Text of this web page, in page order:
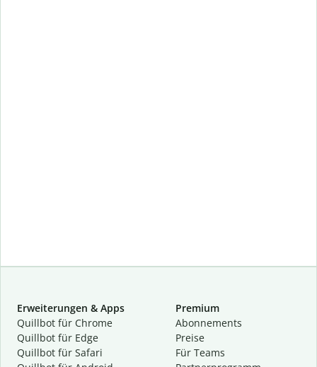
Erweiterungen & Apps
Quillbot für Chrome
Quillbot für Edge
Quillbot für Safari
Premium
Abon­ne­ments
Preise
Für Teams